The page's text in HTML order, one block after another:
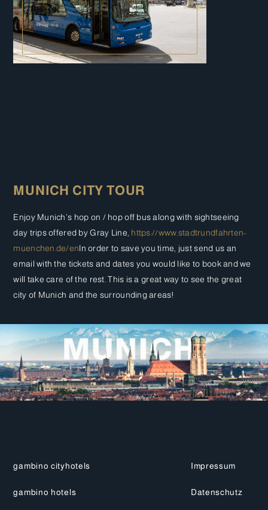
MUNICH CITY TOUR
Enjoy Munich’s hop on / hop off bus along with sightseeing
day trips offered by Gray Line, https://www.stadtrundfahrten-
muenchen.de/enIn order to save you time, just send us an
email with the tickets and dates you would like to book and we
will take care of the rest. This is a great way to see the great
city of Munich and the surrounding areas!
gambino cityhotels
gambino hotels
Impressum
Datenschutz